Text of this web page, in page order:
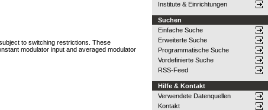
to switching restrictions. These
modulator input and averaged modulator
Institute & Einrichtungen
Suchen
Einfache Suche
Erweiterte Suche
Programmatische Suche
Vordefinierte Suche
RSS-Feed
Hilfe & Kontakt
Verwendete Datenquellen
Kontakt